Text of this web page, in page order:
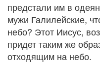
предстали им в
мужи Галилейские,
небо? Этот Иисус,
придет таким же
отходящим на небо.